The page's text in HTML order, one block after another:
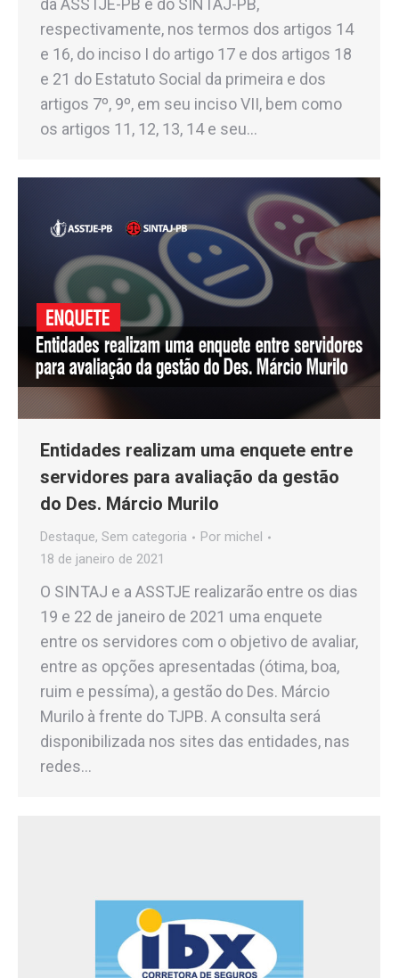
da ASSTJE-PB e do SINTAJ-PB,
respectivamente, nos termos dos artigos 14
e 16, do inciso I do artigo 17 e dos artigos 18
e 21 do Estatuto Social da primeira e dos
artigos 7º, 9º, em seu inciso VII, bem como
os artigos 11, 12, 13, 14 e seu…
Entidades realizam uma enquete entre
servidores para avaliação da gestão
do Des. Márcio Murilo
Destaque, Sem categoria Por michel
18 de janeiro de 2021
O SINTAJ e a ASSTJE realizarão entre os dias
19 e 22 de janeiro de 2021 uma enquete
entre os servidores com o objetivo de avaliar,
entre as opções apresentadas (ótima, boa,
ruim e pessíma), a gestão do Des. Márcio
Murilo à frente do TJPB. A consulta será
disponibilizada nos sites das entidades, nas
redes…